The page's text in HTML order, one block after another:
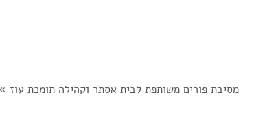
מסיבת פורים משותפת לבית אסתר וקהילה תומכת עוז »